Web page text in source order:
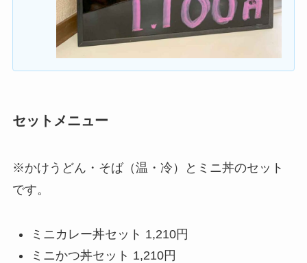
セットメニュー
※かけうどん・そば（温・冷）とミニ丼のセット
です。
ミニカレー丼セット 1,210円
ミニかつ丼セット 1,210円